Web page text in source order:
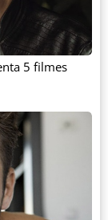
5 filmes